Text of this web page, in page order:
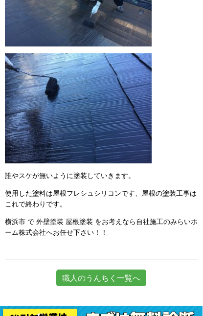
誰やスケが無いように塗装していきます。
使用した塗料は屋根フレシュシリコンです、屋根の塗装工事は
これで終わりです。
横浜市 で 外壁塗装 屋根塗装 をお考えなら自社施工のみらいホ
ーム株式会社へお任せ下さい！！
職人のうんちく一覧へ